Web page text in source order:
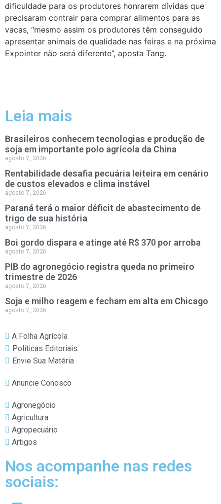
dificuldade para os produtores honrarem dívidas que
precisaram contrair para comprar alimentos para as
vacas, “mesmo assim os produtores têm conseguido
apresentar animais de qualidade nas feiras e na próxima
Expointer não será diferente”, aposta Tang.
Leia mais
Brasileiros conhecem tecnologias e produção de
soja em importante polo agrícola da China
agosto 7, 2026
Rentabilidade desafia pecuária leiteira em cenário
de custos elevados e clima instável
agosto 7, 2026
Paraná terá o maior déficit de abastecimento de
trigo de sua história
agosto 7, 2026
Boi gordo dispara e atinge até R$ 370 por arroba
agosto 7, 2026
PIB do agronegócio registra queda no primeiro
trimestre de 2026
agosto 7, 2026
Soja e milho reagem e fecham em alta em Chicago
agosto 7, 2026
A Folha Agrícola
Políticas Editoriais
Envie Sua Matéria
Anuncie Conosco
Agronegócio
Agricultura
Agropecuário
Artigos
Nos acompanhe nas redes
sociais: